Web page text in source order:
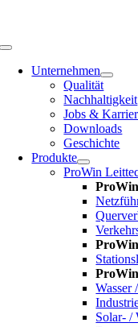
Toggle
NavigationUnternehmen
Qualität
Nachhaltigkeit
Jobs &
Downloads
Geschichte
Produkte
ProWin
Wasser
Solar- /